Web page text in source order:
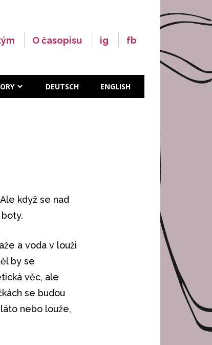
O časopisu ig fb
DEUTSCH ENGLISH
když se nad
a voda v louži
by se
věc, ale
se budou
nebo louže,